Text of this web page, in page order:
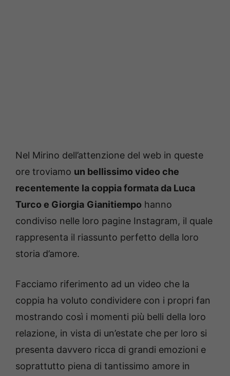
Nel Mirino dell’attenzione del web in queste
ore troviamo un bellissimo video che
recentemente la coppia formata da Luca
Turco e Giorgia Gianitiempo hanno
condiviso nelle loro pagine Instagram, il quale
rappresenta il riassunto perfetto della loro
storia d’amore.
Facciamo riferimento ad un video che la
coppia ha voluto condividere con i propri fan
mostrando così i momenti più belli della loro
relazione, in vista di un’estate che per loro si
presenta davvero ricca di grandi emozioni e
soprattutto piena di tantissimo amore in